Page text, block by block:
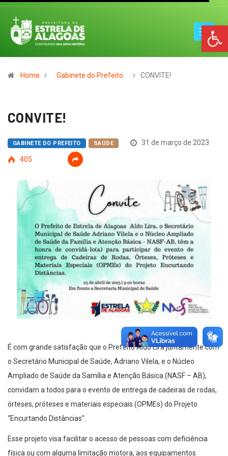
Home Gabinete do Prefeito CONVITE!
CONVITE!
GABINETE DO PREFEITO SAÚDE 31 de março de 2023
405
É com grande satisfação que o Prefeito Aldo Lira juntamente com
o Secretário Municipal de Saúde, Adriano Vilela, e o Núcleo
Ampliado de Saúde da Samília e Atenção Básica (NASF – AB),
convidam a todos para o evento de entrega de cadeiras de rodas,
órteses, próteses e materiais especiais (OPMEs) do Projeto
“Encurtando Distâncias”.
Esse projeto visa facilitar o acesso de pessoas com deficiência
física ou com alguma limitação motora, aos equipamentos